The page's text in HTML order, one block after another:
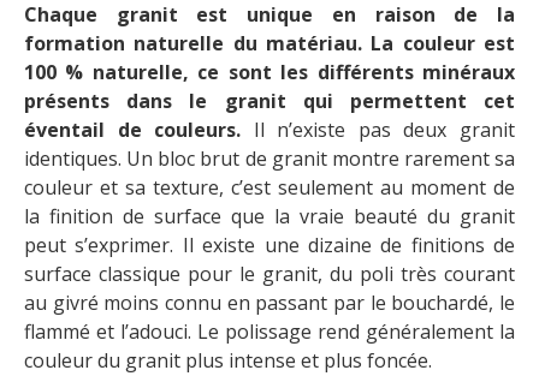
Chaque granit est unique en raison de la
formation naturelle du matériau. La couleur est
100 % naturelle, ce sont les différents minéraux
présents dans le granit qui permettent cet
éventail de couleurs. Il n’existe pas deux granit
identiques. Un bloc brut de granit montre rarement sa
couleur et sa texture, c’est seulement au moment de
la finition de surface que la vraie beauté du granit
peut s’exprimer. Il existe une dizaine de finitions de
surface classique pour le granit, du poli très courant
au givré moins connu en passant par le bouchardé, le
flammé et l’adouci. Le polissage rend généralement la
couleur du granit plus intense et plus foncée.